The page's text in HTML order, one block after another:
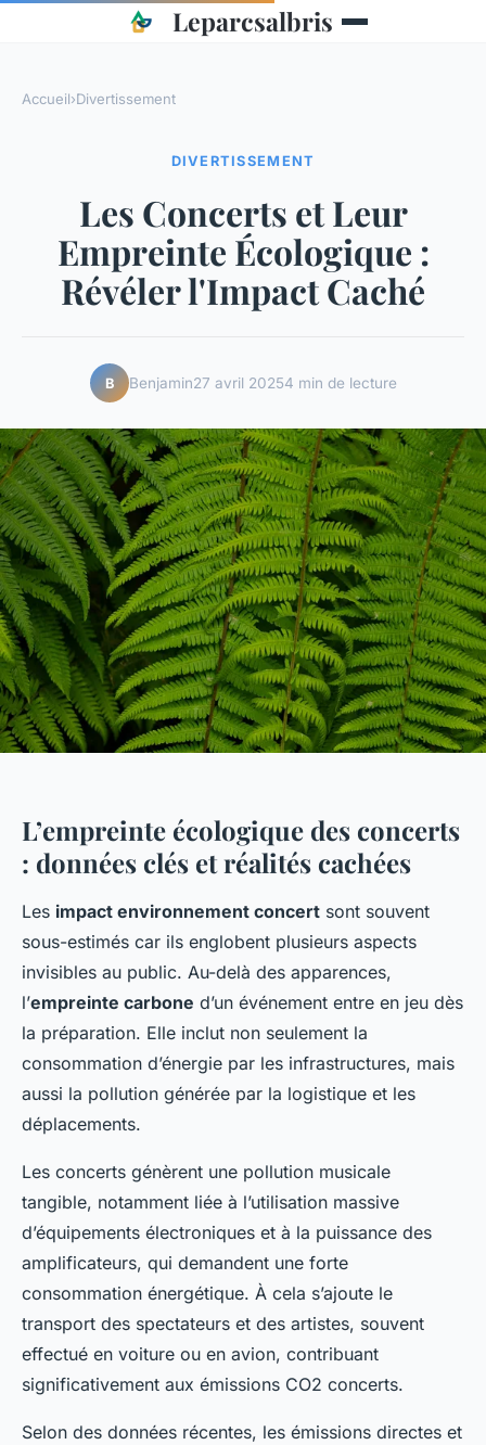
Leparcsalbris
Accueil›Divertissement
DIVERTISSEMENT
Les Concerts et Leur
Empreinte Écologique :
Révéler l'Impact Caché
B Benjamin27 avril 20254 min de lecture
L’empreinte écologique des concerts
: données clés et réalités cachées
Les impact environnement concert sont souvent
sous-estimés car ils englobent plusieurs aspects
invisibles au public. Au-delà des apparences,
l’empreinte carbone d’un événement entre en jeu dès
la préparation. Elle inclut non seulement la
consommation d’énergie par les infrastructures, mais
aussi la pollution générée par la logistique et les
déplacements.
Les concerts génèrent une pollution musicale
tangible, notamment liée à l’utilisation massive
d’équipements électroniques et à la puissance des
amplificateurs, qui demandent une forte
consommation énergétique. À cela s’ajoute le
transport des spectateurs et des artistes, souvent
effectué en voiture ou en avion, contribuant
significativement aux émissions CO2 concerts.
Selon des données récentes, les émissions directes et